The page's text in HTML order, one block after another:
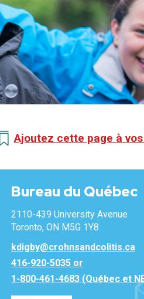
Ajoutez cette page à
Bureau du Québec
2110-439 University Avenue
Toronto, ON M5G 1Y8
kdigby@crohnsandcolitis.ca
416-920-5035 or
1-800-461-4683 (Québec et